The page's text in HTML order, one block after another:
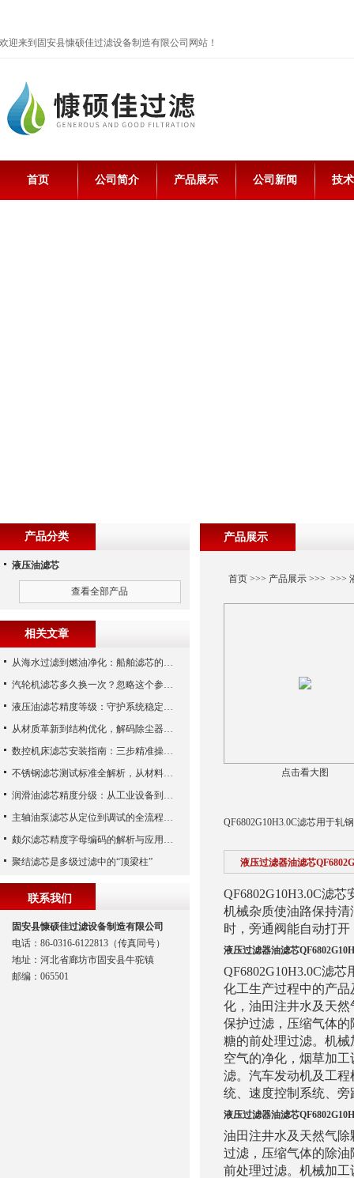
欢迎来到固安县慷硕佳过滤设备制造有限公司网站！
首页 公司简介 产品展示 公司新闻 技
产品展示
首页>>> 产品展示>>> >>>
点击看大图
QF6802G10H3.0C滤芯用于轧
液压过滤器油滤芯
QF6802G10H3.0C滤
机械杂质使油路保持
时，旁通阀能自动打
液压过滤器油滤芯
QF6802G10H3.0C滤
化工生产过程中的产
化，油田注井水及天
保护过滤，压缩气体
糖的前处理过滤。机
空气的净化，烟草加
滤。汽车发动机及工
统、速度控制系统、
液压过滤器油滤芯
油田注井水及天然气
过滤，压缩气体的除
前处理过滤。机械加
产品分类
液压油滤芯
查看全部产品
相关文章
从海水过滤到燃油净化：船舶滤芯的多场景应用解析
汽轮机滤芯多久换一次？忽略这个参数，机组非停损失可能上百万！
液压油滤芯精度等级：守护系统稳定与寿命的“微米标尺”
从材质革新到结构优化，解码除尘器滤芯性能跃升的核心逻辑
数控机床滤芯安装指南：三步精准操作，杜绝设备“亚健康”
不锈钢滤芯测试标准全解析，从材料性能到应用场景的严苛验证
润滑油滤芯精度分级：从工业设备到精密系统的过滤密码
主轴油泵滤芯从定位到调试的全流程解析
颇尔滤芯精度字母编码的解析与应用指南
聚结滤芯是多级过滤中的“顶梁柱”
联系我们
固安县慷硕佳过滤设备制造有限公司
电话：86-0316-6122813（传真同号）
地址：河北省廊坊市固安县牛驼镇
邮编：065501